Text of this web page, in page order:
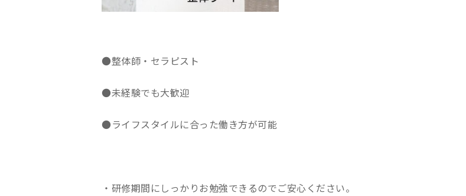
●整体師・セラピスト
●未経験でも大歓迎
●ライフスタイルに合った働き方が可能
・研修期間にしっかりお勉強できるのでご安心ください。